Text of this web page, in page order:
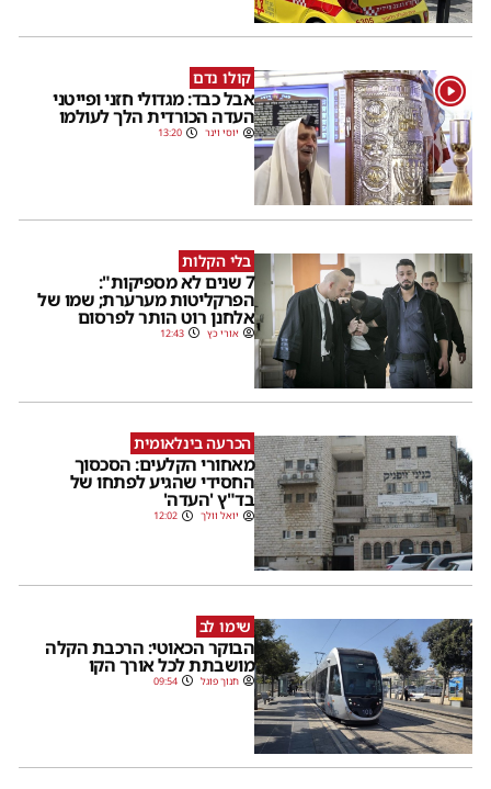
1 קולו נדם
אבל כבד: מגדולי חזני ופייטני
העדה הכורדית הלך לעולמו
יוסי וינר 13:20
בלי הקלות
7 שנים לא מספיקות":
הפרקליטות מערערת; שמו של
אלחנן רוט הותר לפרסום
אורי כץ 12:43
הכרעה בינלאומית
מאחורי הקלעים: הסכסוך
החסידי שהגיע לפתחו של
בד"ץ 'העדה'
יואל וולך 12:02
שימו לב
הבוקר הכאוטי: הרכבת הקלה
מושבתת לכל אורך הקו
חנוך פוגל 09:54